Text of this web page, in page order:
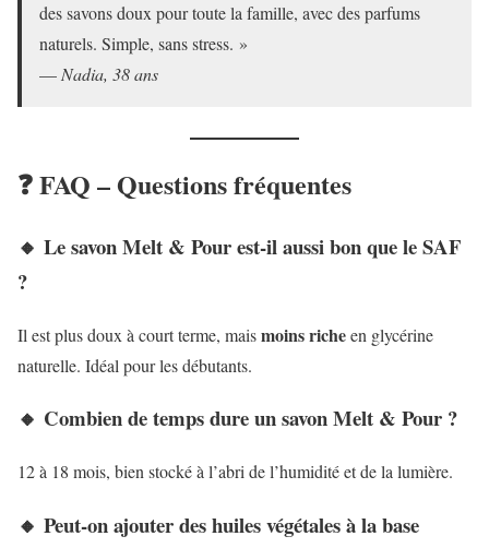
des savons doux pour toute la famille, avec des parfums
naturels. Simple, sans stress. »
— Nadia, 38 ans
❓ FAQ – Questions fréquentes
🔸 Le savon Melt & Pour est-il aussi bon que le SAF
?
Il est plus doux à court terme, maismoins richeen glycérine
naturelle. Idéal pour les débutants.
🔸 Combien de temps dure un savon Melt & Pour ?
12 à 18 mois, bien stocké à l’abri de l’humidité et de la lumière.
🔸 Peut-on ajouter des huiles végétales à la base